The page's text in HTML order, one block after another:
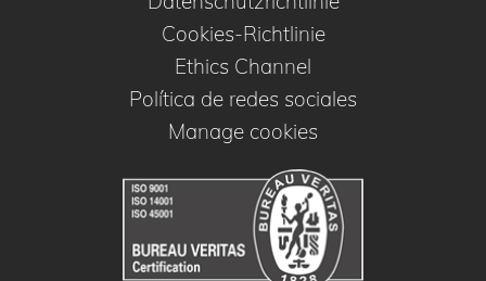
Cookies-Richtlinie
Ethics Channel
Política de redes sociales
Manage cookies